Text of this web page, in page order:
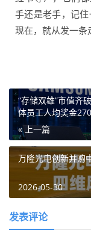
手还是老手，记住
现在，就从发一条
“存储双雄”市值齐
体员工人均奖金
« 上一篇
万隆光电创新并购
2026-05-30
发表评论